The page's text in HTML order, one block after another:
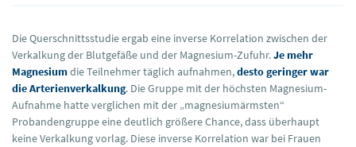
Die Querschnittsstudie ergab eine inverse Korrelation zwischen der
Verkalkung der Blutgefäße und der Magnesium-Zufuhr.Je mehr
Magnesiumdie Teilnehmer täglich aufnahmen,desto geringer war
die Arterienverkalkung. Die Gruppe mit der höchsten Magnesium-
Aufnahme hatte verglichen mit der „magnesiumärmsten“
Probandengruppe eine deutlich größere Chance, dass überhaupt
keine Verkalkung vorlag. Diese inverse Korrelation war bei Frauen